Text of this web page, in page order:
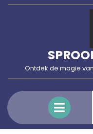
Skip
Ontdek de magie
Menu